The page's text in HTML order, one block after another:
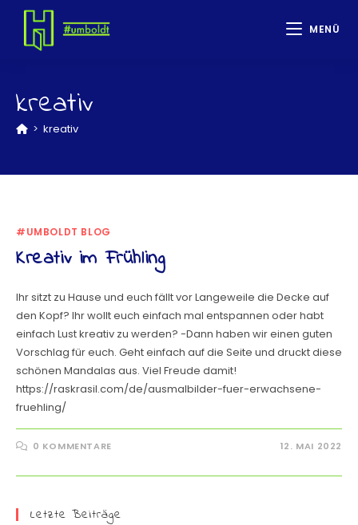
MENÜ
kreativ
> kreativ
#UMBOLDT BLOG
Kreativ im Frühling
Ihr sitzt zu Hause und euch fällt vor Langeweile die Decke auf
den Kopf? Ihr wollt euch einfach mal entspannen oder habt
einfach Lust kreativ zu werden? -Dann haben wir einen guten
Vorschlag für euch. Geht einfach auf die Seite und druckt diese
schönen Mandalas aus. Viel Freude damit!
https://raskrasil.com/de/ausmalbilder-fuer-erwachsene-
fruehling/
0 KOMMENTARE 12. MAI 2022
Letzte Beiträge